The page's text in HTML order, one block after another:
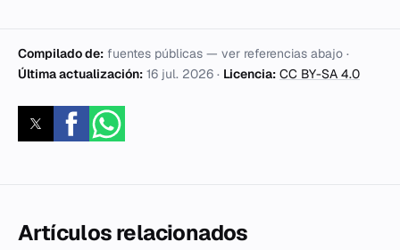
Compilado de: fuentes públicas — ver referencias abajo ·
Última actualización: 16 jul. 2026 · Licencia: CC BY-SA 4.0
Artículos relacionados